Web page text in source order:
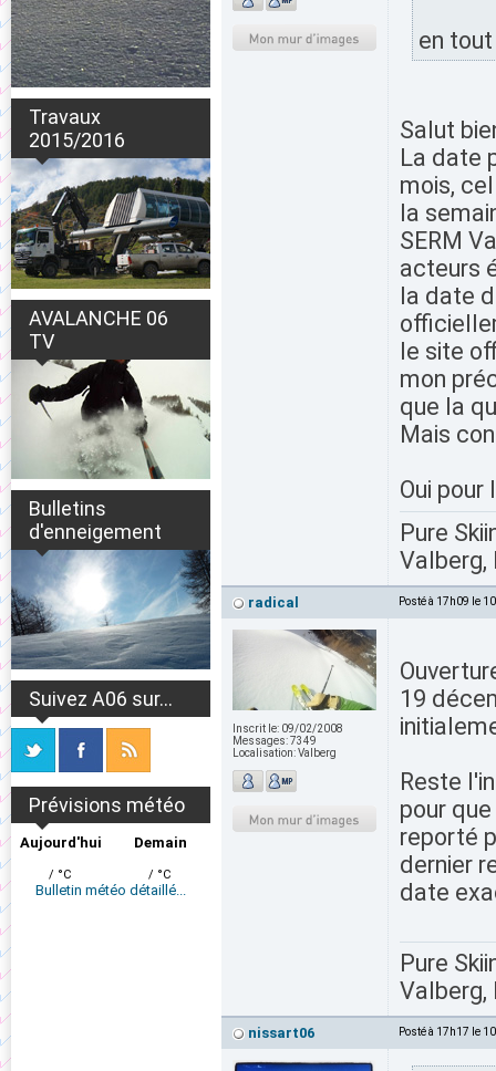
Travaux
2015/2016
AVALANCHE 06
TV
Bulletins
d'enneigement
Suivez A06 sur...
Prévisions météo
Aujourd'hui
/ °C
Demain
/ °C
Bulletin météo détaillé...
en
Salut
La date
mois,
la
SERM
acteurs
la date
le site
mon
que la
Mais
Oui
Pure
Valberg,
radical Posté à 17h09 le
Inscrit le: 09/02/2008
Messages:7349
Localisation:Valberg
19
Reste
pour
reporté
dernier
date
Pure
Valberg,
nissart06 Posté à 17h17 le